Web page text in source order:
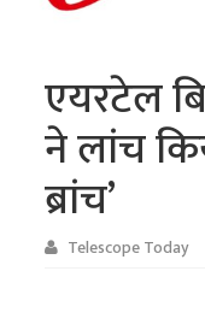
एयरटेल
ने लांच
ब्रांच’
Telescope Today